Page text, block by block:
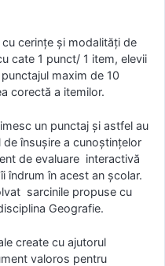
cerințe și modalități de
cate 1 punct/ 1 item, elevii
maxim de 10
corectă a itemilor.
un punctaj și astfel au
însușire a cunoștințelor
de evaluare interactivă
îndrum în acest an școlar.
sarcinile propuse cu
Geografie.
create cu ajutorul
valoros pentru